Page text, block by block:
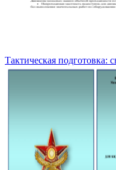
Тактическая подготовка: